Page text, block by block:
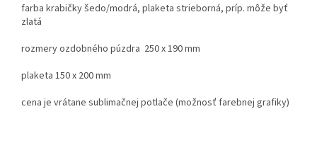
farba krabičky šedo/modrá, plaketa strieborná, príp. môže byť
zlatá
rozmery ozdobného púzdra 250 x 190 mm
plaketa 150 x 200 mm
cena je vrátane sublimačnej potlače (možnosť farebnej grafiky)